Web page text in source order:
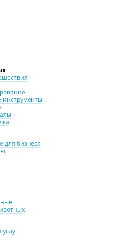
инструменты
для бизнеса